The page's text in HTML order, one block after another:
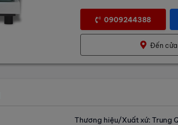
0909244388
Đến
Thương hiệu/Xuất xứ: Trung